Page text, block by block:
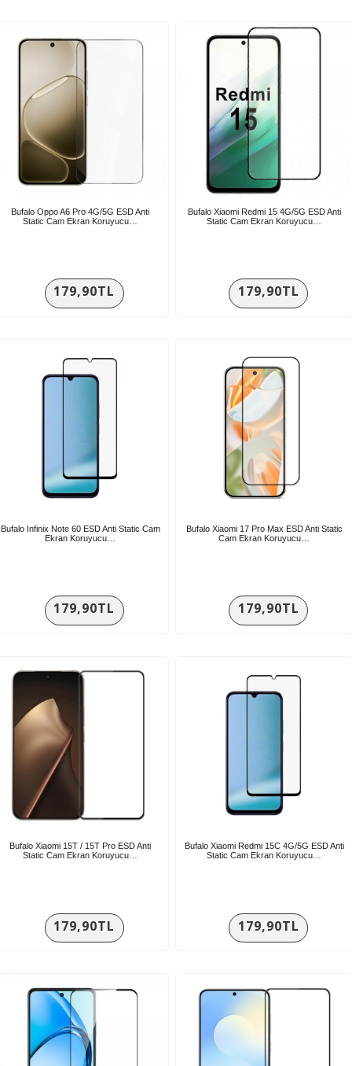
Bufalo Oppo A6 Pro 4G/5G ESD Anti
Static Cam Ekran Koruyucu…
179,90TL
Bufalo Xiaomi Redmi 15 4G/5G ESD Anti
Static Cam Ekran Koruyucu…
179,90TL
Bufalo Infinix Note 60 ESD Anti Static Cam
Ekran Koruyucu…
179,90TL
Bufalo Xiaomi 17 Pro Max ESD Anti Static
Cam Ekran Koruyucu…
179,90TL
Bufalo Xiaomi 15T / 15T Pro ESD Anti
Static Cam Ekran Koruyucu…
179,90TL
Bufalo Xiaomi Redmi 15C 4G/5G ESD Anti
Static Cam Ekran Koruyucu…
179,90TL